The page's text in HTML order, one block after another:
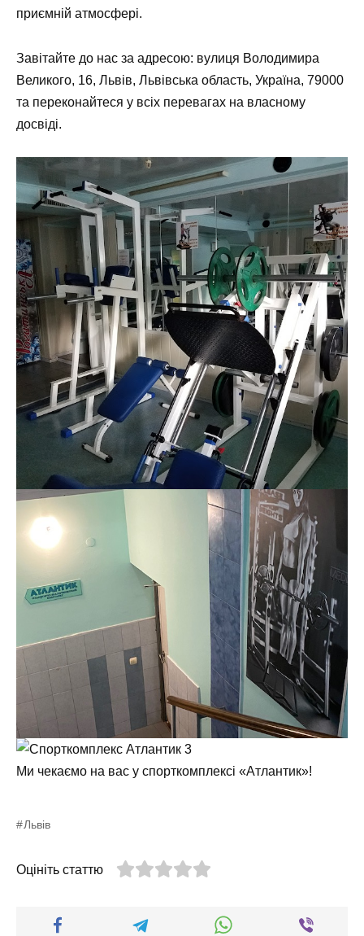
приємній атмосфері.
Завітайте до нас за адресою: вулиця Володимира
Великого, 16, Львів, Львівська область, Україна, 79000
та переконайтеся у всіх перевагах на власному
досвіді.
Ми чекаємо на вас у спорткомплексі «Атлантик»!
Львів
Оцініть статтю